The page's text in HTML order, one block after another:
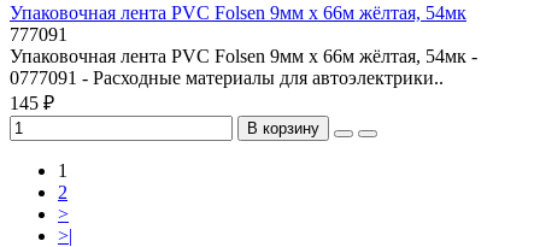
Упаковочная лента PVC Folsen 9мм x 66м жёлтая, 54мк
777091
Упаковочная лента PVC Folsen 9мм x 66м жёлтая, 54мк -
0777091 - Расходные материалы для автоэлектрики..
145 ₽
В корзину
1
2
>
>|